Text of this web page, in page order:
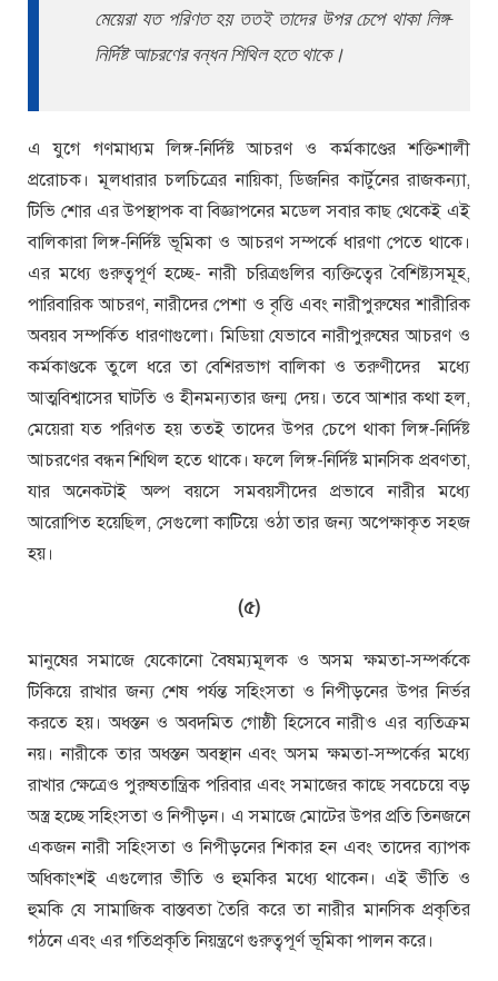
মেয়েরা যত পরিণত হয় ততই তাদের উপর চেপে থাকা লিঙ্গ-
নির্দিষ্ট আচরণের বন্ধন শিথিল হতে থাকে।
এ যুগে গণমাধ্যম লিঙ্গ-নির্দিষ্ট আচরণ ও কর্মকাণ্ডের শক্তিশালী
প্ররোচক। মূলধারার চলচিত্রের নায়িকা, ডিজনির কার্টুনের রাজকন্যা,
টিভি শোর এর উপস্থাপক বা বিজ্ঞাপনের মডেল সবার কাছ থেকেই এই
বালিকারা লিঙ্গ-নির্দিষ্ট ভূমিকা ও আচরণ সম্পর্কে ধারণা পেতে থাকে।
এর মধ্যে গুরুত্বপূর্ণ হচ্ছে- নারী চরিত্রগুলির ব্যক্তিত্বের বৈশিষ্ট্যসমূহ,
পারিবারিক আচরণ, নারীদের পেশা ও বৃত্তি এবং নারীপুরুষের শারীরিক
অবয়ব সম্পর্কিত ধারণাগুলো। মিডিয়া যেভাবে নারীপুরুষের আচরণ ও
কর্মকাণ্ডকে তুলে ধরে তা বেশিরভাগ বালিকা ও তরুণীদের মধ্যে
আত্মবিশ্বাসের ঘাটতি ও হীনমন্যতার জন্ম দেয়। তবে আশার কথা হল,
মেয়েরা যত পরিণত হয় ততই তাদের উপর চেপে থাকা লিঙ্গ-নির্দিষ্ট
আচরণের বন্ধন শিথিল হতে থাকে। ফলে লিঙ্গ-নির্দিষ্ট মানসিক প্রবণতা,
যার অনেকটাই অল্প বয়সে সমবয়সীদের প্রভাবে নারীর মধ্যে
আরোপিত হয়েছিল, সেগুলো কাটিয়ে ওঠা তার জন্য অপেক্ষাকৃত সহজ
হয়।
(৫)
মানুষের সমাজে যেকোনো বৈষম্যমূলক ও অসম ক্ষমতা-সম্পর্ককে
টিকিয়ে রাখার জন্য শেষ পর্যন্ত সহিংসতা ও নিপীড়নের উপর নির্ভর
করতে হয়। অধস্তন ও অবদমিত গোষ্ঠী হিসেবে নারীও এর ব্যতিক্রম
নয়। নারীকে তার অধস্তন অবস্থান এবং অসম ক্ষমতা-সম্পর্কের মধ্যে
রাখার ক্ষেত্রেও পুরুষতান্ত্রিক পরিবার এবং সমাজের কাছে সবচেয়ে বড়
অস্ত্র হচ্ছে সহিংসতা ও নিপীড়ন। এ সমাজে মোটের উপর প্রতি তিনজনে
একজন নারী সহিংসতা ও নিপীড়নের শিকার হন এবং তাদের ব্যাপক
অধিকাংশই এগুলোর ভীতি ও হুমকির মধ্যে থাকেন। এই ভীতি ও
হুমকি যে সামাজিক বাস্তবতা তৈরি করে তা নারীর মানসিক প্রকৃতির
গঠনে এবং এর গতিপ্রকৃতি নিয়ন্ত্রণে গুরুত্বপূর্ণ ভূমিকা পালন করে।